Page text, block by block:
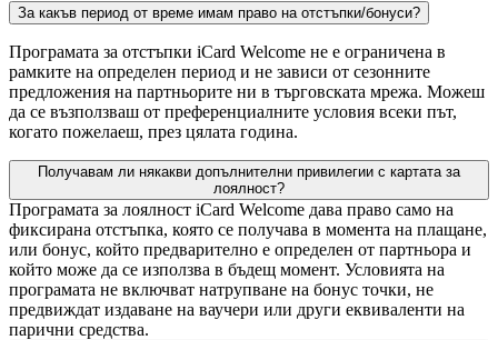
За какъв период от време имам право на отстъпки/бонуси?
Програмата за отстъпки iCard Welcome не e ограничена в
рамките на определен период и не зависи от сезонните
предложения на партньорите ни в търговската мрежа. Можеш
да се възползваш от преференциалните условия всеки път,
когато пожелаеш, през цялата година.
Получавам ли някакви допълнителни привилегии с картата за
лоялност?
Програмата за лоялност iCard Welcome дава право само на
фиксирана отстъпка, която се получава в момента на плащане,
или бонус, който предварително е определен от партньора и
който може да се използва в бъдещ момент. Условията на
програмата не включват натрупване на бонус точки, не
предвиждат издаване на ваучери или други еквиваленти на
парични средства.